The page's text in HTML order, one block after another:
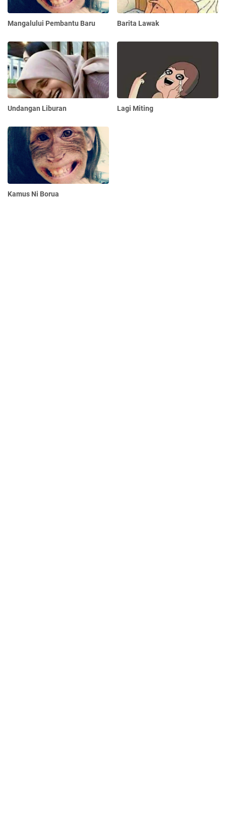
Mangalului Pembantu Baru Barita Lawak
Undangan Liburan Lagi Miting
Kamus Ni Borua